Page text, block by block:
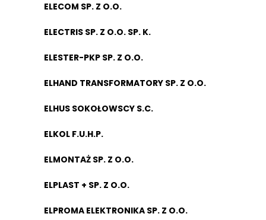
ELECOM SP. Z O.O.
ELECTRIS SP. Z O.O. SP. K.
ELESTER-PKP SP. Z O.O.
ELHAND TRANSFORMATORY SP. Z O.O.
ELHUS SOKOŁOWSCY S.C.
ELKOL F.U.H.P.
ELMONTAŻ SP. Z O.O.
ELPLAST + SP. Z O.O.
ELPROMA ELEKTRONIKA SP. Z O.O.